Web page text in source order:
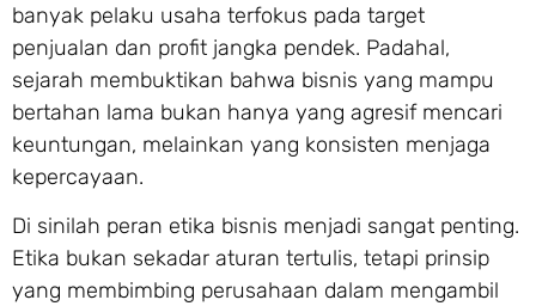
banyak pelaku usaha terfokus pada target
penjualan dan profit jangka pendek. Padahal,
sejarah membuktikan bahwa bisnis yang mampu
bertahan lama bukan hanya yang agresif mencari
keuntungan, melainkan yang konsisten menjaga
kepercayaan.
Di sinilah peran etika bisnis menjadi sangat penting.
Etika bukan sekadar aturan tertulis, tetapi prinsip
yang membimbing perusahaan dalam mengambil